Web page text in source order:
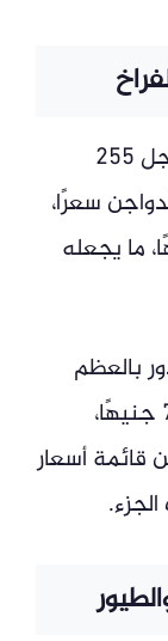
واصل سعر البانيه اليوم ارتفاعه ليسجل 255
سعرًا،
نحو 70 جنيهًا، ما يجعله
بالعظم
195 جنيهًا، بينما سجلت الأجنحة 70 جنيهًا،
جنيهًا، ضمن قائمة أسعار